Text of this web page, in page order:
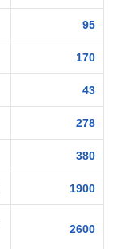
95
170
43
278
380
1900
2600